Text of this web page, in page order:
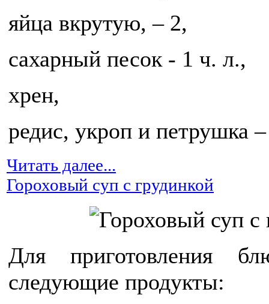
яйца вкрутую, – 2,
сахарный песок - 1 ч. л.,
хрен,
редис, укроп и петрушка
Читать далее...
Гороховый суп с грудинкой
Для приготовления
следующие продукты: